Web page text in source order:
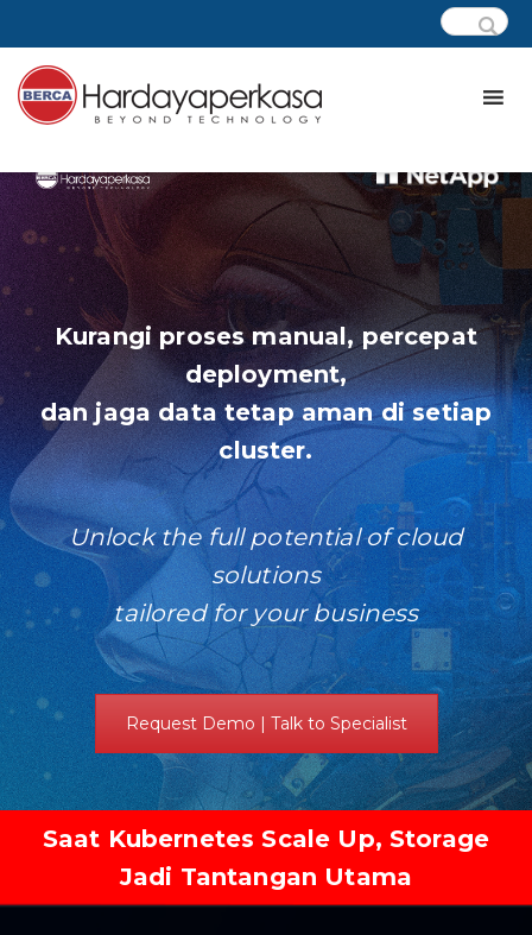
Kurangi proses manual, percepat
deployment,
dan jaga data tetap aman di setiap
cluster.
Unlock the full potential of cloud
solutions
tailored for your business
Request Demo | Talk to Specialist
Saat Kubernetes Scale Up, Storage
Jadi Tantangan Utama